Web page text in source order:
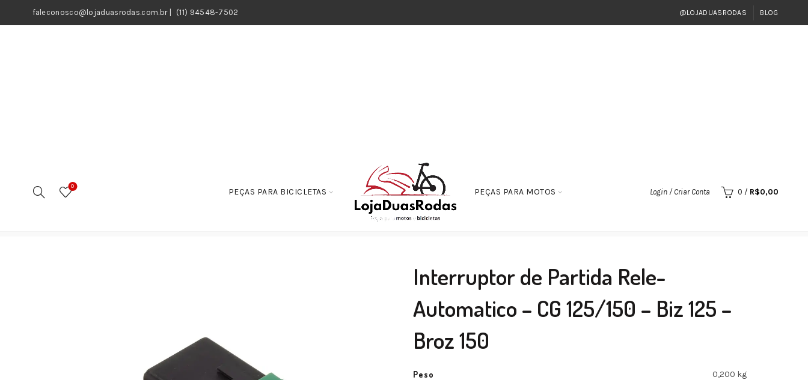
faleconosco@lojaduasrodas.com.br| (11) 94548-7502 @LOJADUASRODAS BLOG
0
PEÇAS PARA BICICLETAS PEÇAS PARA MOTOS Login / Criar Conta 0 / R$0,00
Interruptor de Partida Rele-Automatico – CG 125/150 – Biz 125 – Broz 150
Interruptor de Partida Rele-
Automatico – CG 125/150 – Biz 125 –
Broz 150
Peso 0,200 kg